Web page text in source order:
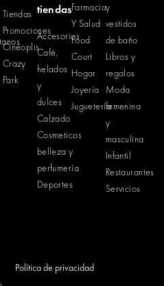
Tiendas
Promociones
Cinéoplis
Crazy
Park
tiendas
Accesorios
Café,
helados
y
dulces
Calzado
Cosmeticos
belleza y
perfumería
Deportes
Farmacia
Y Salud
Food
Court
Hogar
Joyería
Juguetería
y
vestidos
de baño
Libros y
regalos
Moda
femenina
y
masculina
Infantil
Restaurantes
Servicios
Política de privacidad